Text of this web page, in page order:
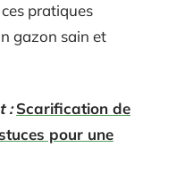
pratiques
gazon sain et
: Scarification de
pour une